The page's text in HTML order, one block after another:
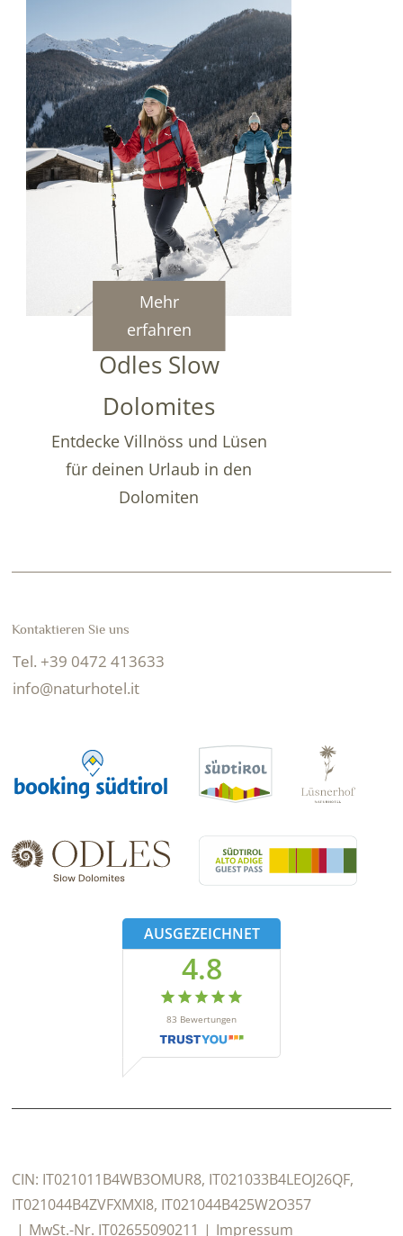
Mehr
erfahren
Odles Slow
Dolomites
Entdecke Villnöss und Lüsen
für deinen Urlaub in den
Dolomiten
Kontaktieren Sie uns
Tel. +39 0472 413633
info@naturhotel.it
AUSGEZEICHNET
4.8
83 Bewertungen
CIN: IT021011B4WB3OMUR8, IT021033B4LEOJ26QF,
IT021044B4ZVFXMXI8, IT021044B425W2O357
MwSt.-Nr. IT02655090211 Impressum